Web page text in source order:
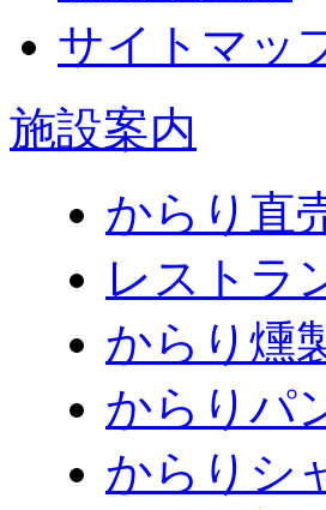
サイトマッ
施設案内
からり直
レストラ
からり燻
からりパ
からりシ